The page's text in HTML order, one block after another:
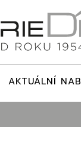
AKTUÁLNÍ